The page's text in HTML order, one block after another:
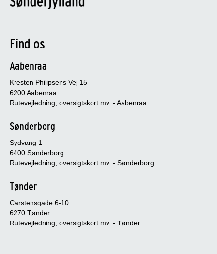
Find os
Aabenraa
Kresten Philipsens Vej 15
6200 Aabenraa
Rutevejledning, oversigtskort mv. - Aabenraa
Sønderborg
Sydvang 1
6400 Sønderborg
Rutevejledning, oversigtskort mv. - Sønderborg
Tønder
Carstensgade 6-10
6270 Tønder
Rutevejledning, oversigtskort mv. - Tønder